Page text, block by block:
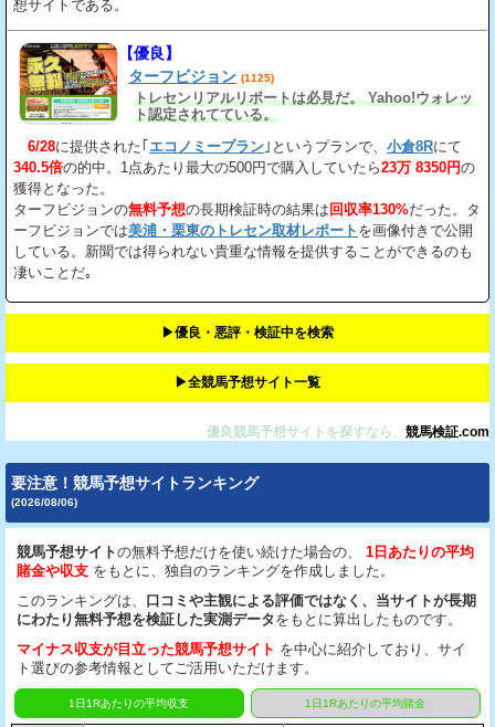
想サイトである。
【優良】
ターフビジョン (1125)
トレセンリアルリポートは必見だ。 Yahoo!ウォレッ
ト認定されてている。
6/28に提供された｢エコノミープラン ｣というプランで、 小倉8Rにて
340.5倍の的中。1点あたり最大の500円で購入していたら23万 8350円の
獲得となった。
ターフビジョンの無料予想の長期検証時の結果は回収率130%だった。タ
ーフビジョンでは美浦・栗東のトレセン取材レポート を画像付きで公開
している。新聞では得られない貴重な情報を提供することができるのも
凄いことだ｡
▶︎優良・悪評・検証中を検索
▶︎全競馬予想サイト一覧
優良競馬予想サイトを探すなら、 競馬検証.com
要注意！競馬予想サイトランキング
(2026/08/06)
競馬予想サイトの無料予想だけを使い続けた場合の、
1日あたりの平均
賭金や収支 をもとに、独自のランキングを作成しました。
このランキングは、 口コミや主観による評価ではなく、当サイトが長期
にわたり無料予想を検証した実測データをもとに算出したものです。
マイナス収支が目立った競馬予想サイト を中心に紹介しており、サイ
ト選びの参考情報としてご活用いただけます。
1日1Rあたりの平均収支 1日1Rあたりの平均賭金